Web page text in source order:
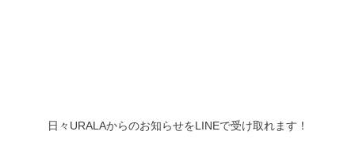
日々URALAからのお知らせをLINEで受け取れます！